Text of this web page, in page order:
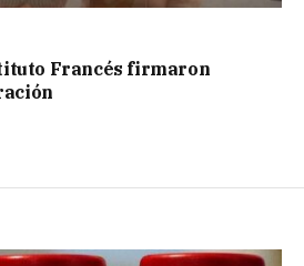
Francés firmaron